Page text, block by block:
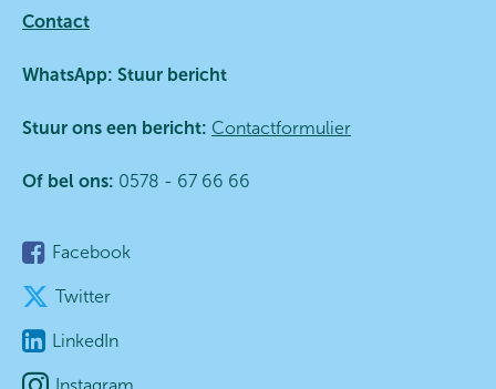
Contact
WhatsApp: Stuur bericht
Stuur ons een bericht: Contactformulier
Of bel ons: 0578 - 67 66 66
Facebook
Twitter
LinkedIn
Instagram